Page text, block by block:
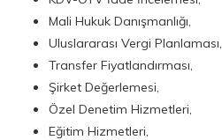
Mali Hukuk Danışmanlığı,
Uluslararası Vergi Planlaması,
Transfer Fiyatlandırması,
Şirket Değerlemesi,
Özel Denetim Hizmetleri,
Eğitim Hizmetleri,